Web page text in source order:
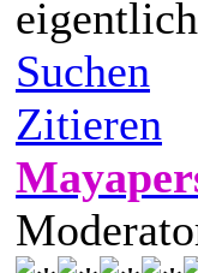
Suchen
Zitieren